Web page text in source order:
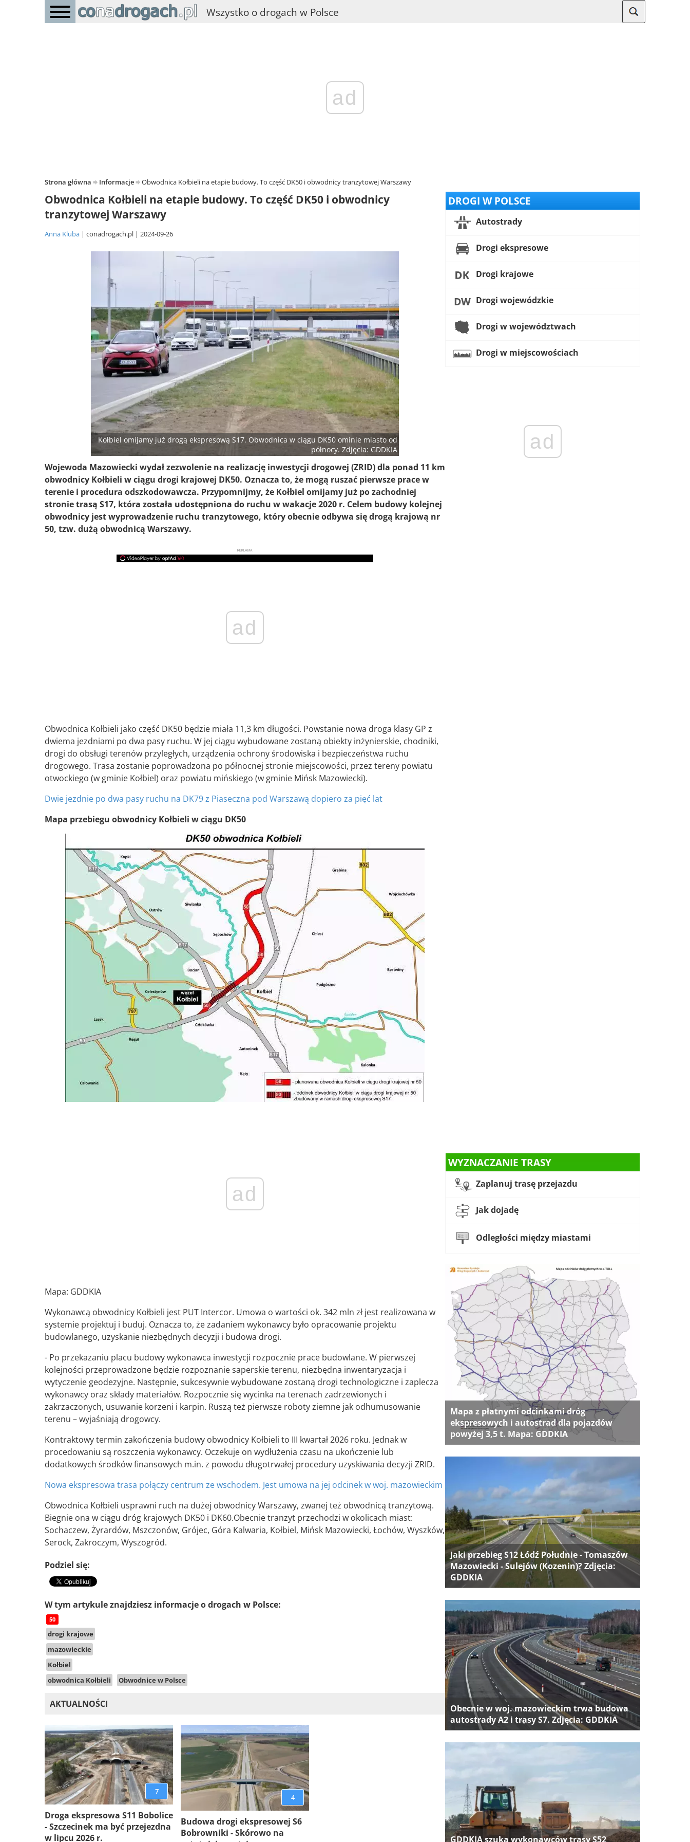
Wszystko o drogach w Polsce
ad
Strona główna Informacje Obwodnica Kołbieli na etapie budowy. To część DK50 i obwodnicy tranzytowej Warszawy
Obwodnica Kołbieli na etapie budowy. To część DK50 i obwodnicy
tranzytowej Warszawy
Anna Kluba conadrogach.pl 2024-09-26
Kołbiel omijamy już drogą ekspresową S17. Obwodnica w ciągu DK50 ominie miasto od
północy. Zdjęcia: GDDKIA
Wojewoda Mazowiecki wydał zezwolenie na realizację inwestycji drogowej (ZRID) dla ponad 11 km
obwodnicy Kołbieli w ciągu drogi krajowej DK50. Oznacza to, że mogą ruszać pierwsze prace w
terenie i procedura odszkodowawcza. Przypomnijmy, że Kołbiel omijamy już po zachodniej
stronie trasą S17, która została udostępniona do ruchu w wakacje 2020 r. Celem budowy kolejnej
obwodnicy jest wyprowadzenie ruchu tranzytowego, który obecnie odbywa się drogą krajową nr
50, tzw. dużą obwodnicą Warszawy.
REKLAMA
ad
Obwodnica Kołbieli jako część DK50 będzie miała 11,3 km długości. Powstanie nowa droga klasy GP z
dwiema jezdniami po dwa pasy ruchu. W jej ciągu wybudowane zostaną obiekty inżynierskie, chodniki,
drogi do obsługi terenów przyległych, urządzenia ochrony środowiska i bezpieczeństwa ruchu
drogowego. Trasa zostanie poprowadzona po północnej stronie miejscowości, przez tereny powiatu
otwockiego (w gminie Kołbiel) oraz powiatu mińskiego (w gminie Mińsk Mazowiecki).
Dwie jezdnie po dwa pasy ruchu na DK79 z Piaseczna pod Warszawą dopiero za pięć lat
Mapa przebiegu obwodnicy Kołbieli w ciągu DK50
ad
Mapa: GDDKIA
Wykonawcą obwodnicy Kołbieli jest PUT Intercor. Umowa o wartości ok. 342 mln zł jest realizowana w
systemie projektuj i buduj. Oznacza to, że zadaniem wykonawcy było opracowanie projektu
budowlanego, uzyskanie niezbędnych decyzji i budowa drogi.
- Po przekazaniu placu budowy wykonawca inwestycji rozpocznie prace budowlane. W pierwszej
kolejności przeprowadzone będzie rozpoznanie saperskie terenu, niezbędna inwentaryzacja i
wytyczenie geodezyjne. Następnie, sukcesywnie wybudowane zostaną drogi technologiczne i zaplecza
wykonawcy oraz składy materiałów. Rozpocznie się wycinka na terenach zadrzewionych i
zakrzaczonych, usuwanie korzeni i karpin. Ruszą też pierwsze roboty ziemne jak odhumusowanie
terenu – wyjaśniają drogowcy.
Kontraktowy termin zakończenia budowy obwodnicy Kołbieli to III kwartał 2026 roku. Jednak w
procedowaniu są roszczenia wykonawcy. Oczekuje on wydłużenia czasu na ukończenie lub
dodatkowych środków finansowych m.in. z powodu długotrwałej procedury uzyskiwania decyzji ZRID.
Nowa ekspresowa trasa połączy centrum ze wschodem. Jest umowa na jej odcinek w woj. mazowieckim
Obwodnica Kołbieli usprawni ruch na dużej obwodnicy Warszawy, zwanej też obwodnicą tranzytową.
Biegnie ona w ciągu dróg krajowych DK50 i DK60.Obecnie tranzyt przechodzi w okolicach miast:
Sochaczew, Żyrardów, Mszczonów, Grójec, Góra Kalwaria, Kołbiel, Mińsk Mazowiecki, Łochów, Wyszków,
Serock, Zakroczym, Wyszogród.
Podziel się:
W tym artykule znajdziesz informacje o drogach w Polsce:
50
drogi krajowe
mazowieckie
Kołbiel
obwodnica Kołbieli
Obwodnice w Polsce
AKTUALNOŚCI
7
Droga ekspresowa S11 Bobolice
- Szczecinek ma być przejezdna
w lipcu 2026 r.
4
Budowa drogi ekspresowej S6
Bobrowniki - Skórowo na
DROGI W POLSCE
Autostrady
Drogi ekspresowe
Drogi krajowe
Drogi wojewódzkie
Drogi w województwach
Drogi w miejscowościach
ad
WYZNACZANIE TRASY
Zaplanuj trasę przejazdu
Jak dojadę
Odległości między miastami
Mapa z płatnymi odcinkami dróg
ekspresowych i autostrad dla pojazdów
powyżej 3,5 t. Mapa: GDDKIA
Jaki przebieg S12 Łódź Południe - Tomaszów
Mazowiecki - Sulejów (Kozenin)? Zdjęcia:
GDDKIA
Obecnie w woj. mazowieckim trwa budowa
autostrady A2 i trasy S7. Zdjęcia: GDDKIA
GDDKIA szuka wykonawców trasy S52